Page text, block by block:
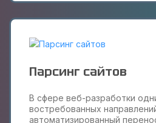
Парсинг сайтов
В сфере веб-разработки
востребованных
автоматизированный